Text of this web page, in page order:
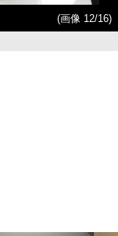
(画像 12/16)